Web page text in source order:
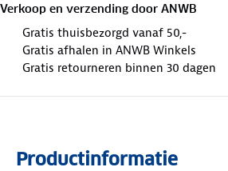
Verkoop en verzending door ANWB
Gratis thuisbezorgd vanaf 50,-
Gratis afhalen in ANWB Winkels
Gratis retourneren binnen 30 dagen
Productinformatie